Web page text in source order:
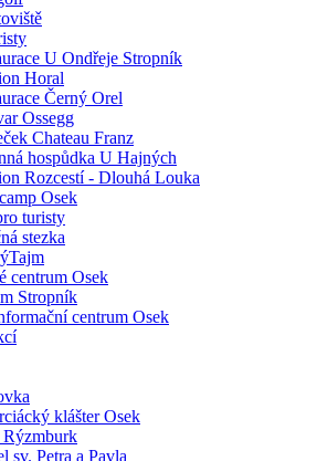
U Ondřeje Stropník
Horal
Černý Orel
Ossegg
Chateau Franz
hospůdka U Hajných
Rozcestí - Dlouhá Louka
Osek
turisty
stezka
centrum Osek
Stropník
centrum Osek
klášter Osek
sv. Petra a Pavla